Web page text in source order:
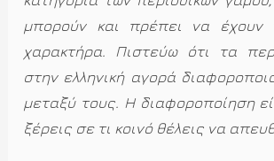
μπορούν και πρέπει να έχουν
χαρακτήρα. Πιστεύω ότι τα
στην ελληνική αγορά
μεταξύ τους. Η διαφοροποίηση
ξέρεις σε τι κοινό θέλεις να